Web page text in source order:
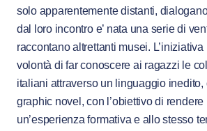
solo apparentemente distanti,
dal loro incontro e’ nata una serie di
raccontano altrettanti musei.
volontà di far conoscere ai ragazzi le
italiani attraverso un linguaggio
graphic novel, con l’obiettivo di rendere
un’esperienza formativa e allo stesso